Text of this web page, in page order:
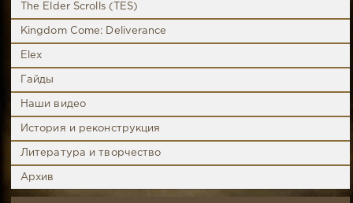
The Elder Scrolls (TES)
Kingdom Come: Deliverance
Elex
Гайды
Наши видео
История и реконструкция
Литература и творчество
Архив